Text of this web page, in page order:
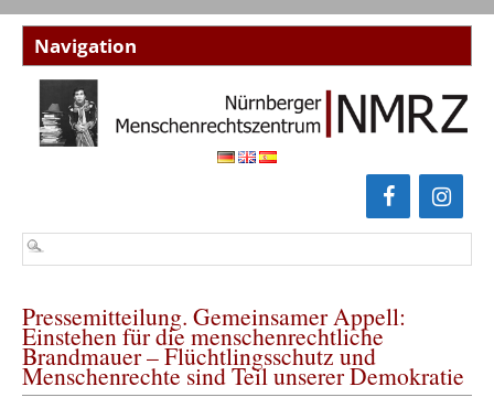
Pressemitteilung. Gemeinsamer Appell:
Einstehen für die menschenrechtliche
Brandmauer – Flüchtlingsschutz und
Menschenrechte sind Teil unserer Demokratie